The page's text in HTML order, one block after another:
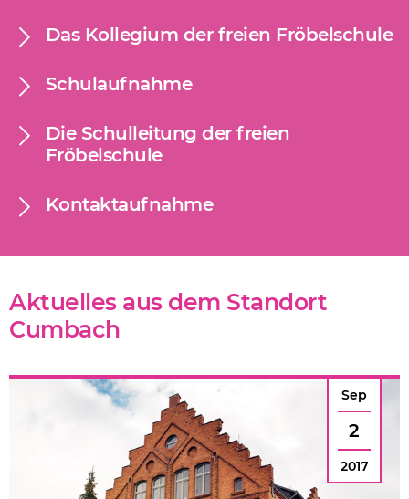
Das Kollegium der freien Fröbelschule
Schulaufnahme
Die Schulleitung der freien
Fröbelschule
Kontaktaufnahme
Aktuelles aus dem Standort
Cumbach
Sep
2
2017